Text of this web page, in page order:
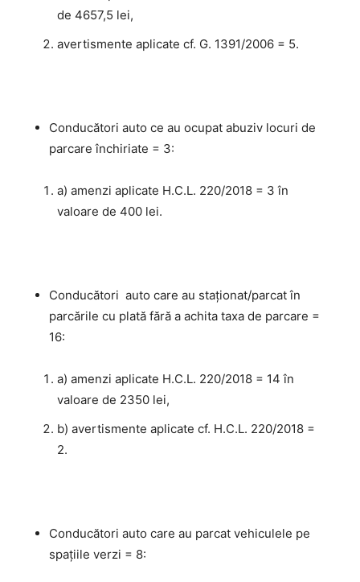
de 4657,5 lei,
avertismente aplicate cf. G. 1391/2006 = 5.
Conducători auto ce au ocupat abuziv locuri de
parcare închiriate = 3:
a) amenzi aplicate H.C.L. 220/2018 = 3 în
valoare de 400 lei.
Conducători auto care au staţionat/parcat în
parcările cu plată fără a achita taxa de parcare =
16:
a) amenzi aplicate H.C.L. 220/2018 = 14 în
valoare de 2350 lei,
b) avertismente aplicate cf. H.C.L. 220/2018 =
2.
Conducători auto care au parcat vehiculele pe
spațiile verzi = 8: